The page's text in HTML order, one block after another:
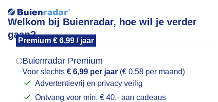
Welkom bij Buienradar, hoe wil je verder
gaan?
Premium € 6,99 / jaar
Buienradar Premium
Voor slechts € 6,99 per jaar (€ 0,58 per maand)
Advertentievrij en privacy veilig
Ontvang voor min. € 40,- aan cadeaus
Dreigende buienwolken.
Mogen we je locatie gebruiken voor het
Indien je hier nog geen akkoord op hebt gegeven,